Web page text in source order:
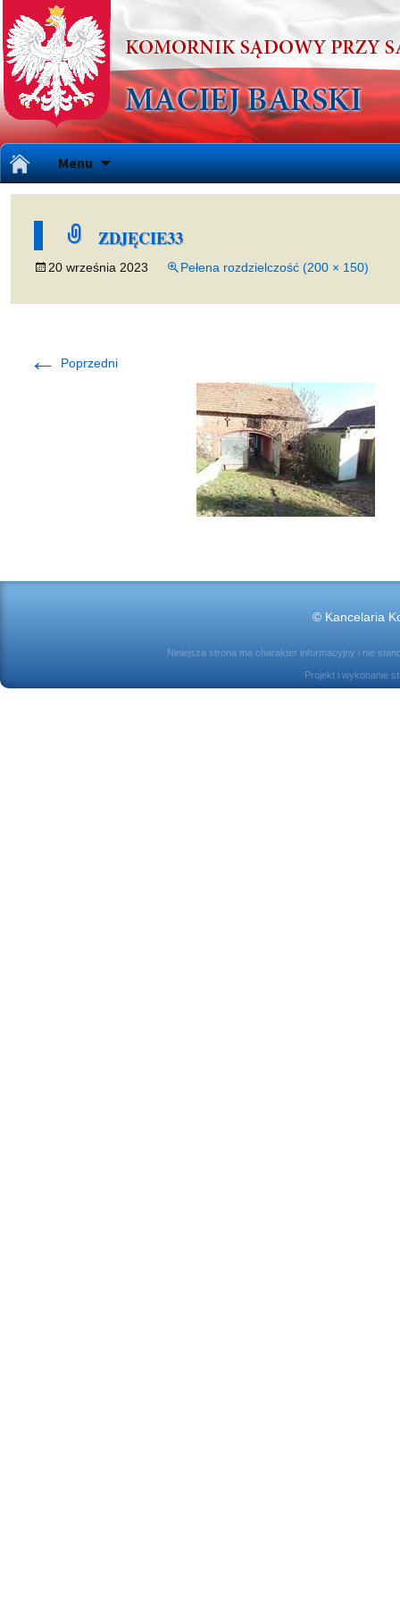
Menu
do
ZDJĘCIE33
20 września 2023 Pełena rozdzielczość (200 × 150)
← Poprzedni
© Kancelaria
Niniejsza strona ma charakter informacyjny i nie
Projekt i wykonanie